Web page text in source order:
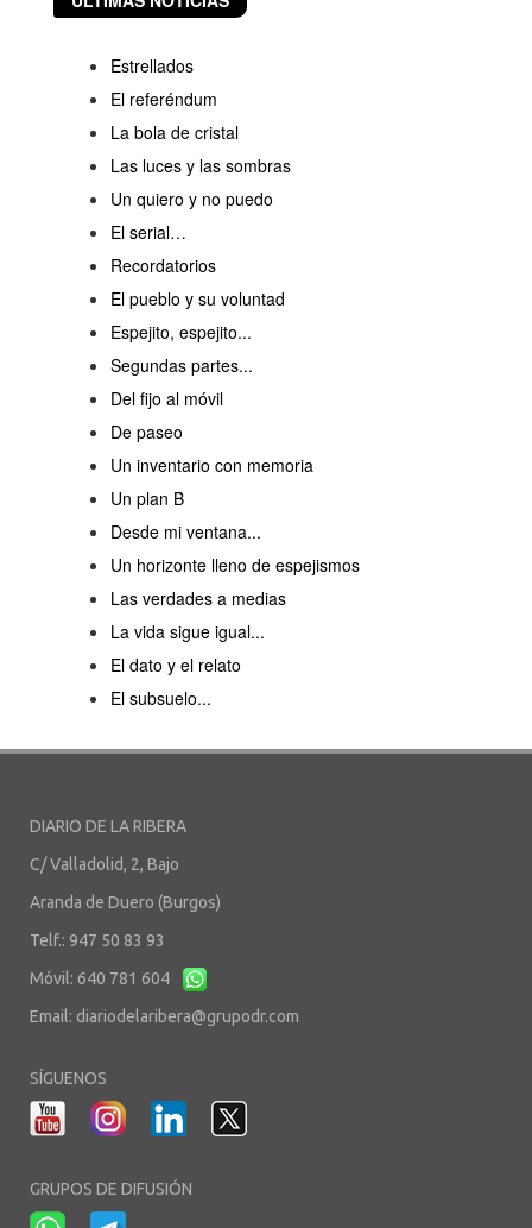
Estrellados
El referéndum
La bola de cristal
Las luces y las sombras
Un quiero y no puedo
El serial…
Recordatorios
El pueblo y su voluntad
Espejito, espejito...
Segundas partes...
Del fijo al móvil
De paseo
Un inventario con memoria
Un plan B
Desde mi ventana...
Un horizonte lleno de espejismos
Las verdades a medias
La vida sigue igual...
El dato y el relato
El subsuelo...
DIARIO DE LA RIBERA
C/ Valladolid, 2, Bajo
Aranda de Duero (Burgos)
Telf.: 947 50 83 93
Móvil: 640 781 604
Email: diariodelaribera@grupodr.com
SÍGUENOS
GRUPOS DE DIFUSIÓN